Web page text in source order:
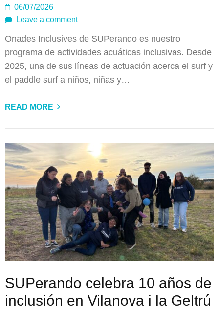
06/07/2026
Leave a comment
Onades Inclusives de SUPerando es nuestro
programa de actividades acuáticas inclusivas. Desde
2025, una de sus líneas de actuación acerca el surf y
el paddle surf a niños, niñas y…
READ MORE
SUPerando celebra 10 años de
inclusión en Vilanova i la Geltrú